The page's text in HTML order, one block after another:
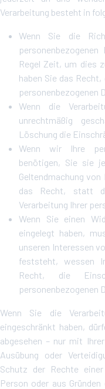
Verarbeitung besteht in
Wenn Sie die
Regel Zeit, um dies
haben Sie das
personenbezogenen
Wenn die
unrechtmäßig
Löschung die
Wenn wir Ihre
benötigen, Sie sie
Geltendmachung
das Recht, statt
Verarbeitung Ihrer
Wenn Sie einen
eingelegt haben,
unseren Interessen
feststeht, wessen
Recht, die
personenbezogenen
Wenn Sie die
eingeschränkt haben,
abgesehen – nur mit
Ausübung oder
Schutz der Rechte
Person oder aus